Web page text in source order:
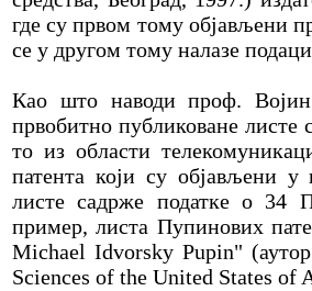
где су првом тому објављени
се у другом тому налазе
Као што наводи проф.
првобитно публиковане листе
то из области
патента који су објављени
листе садрже податке о 34
пример, листа Пупинових
Michael Idvorsky Pupin"
Sciences of the United States of